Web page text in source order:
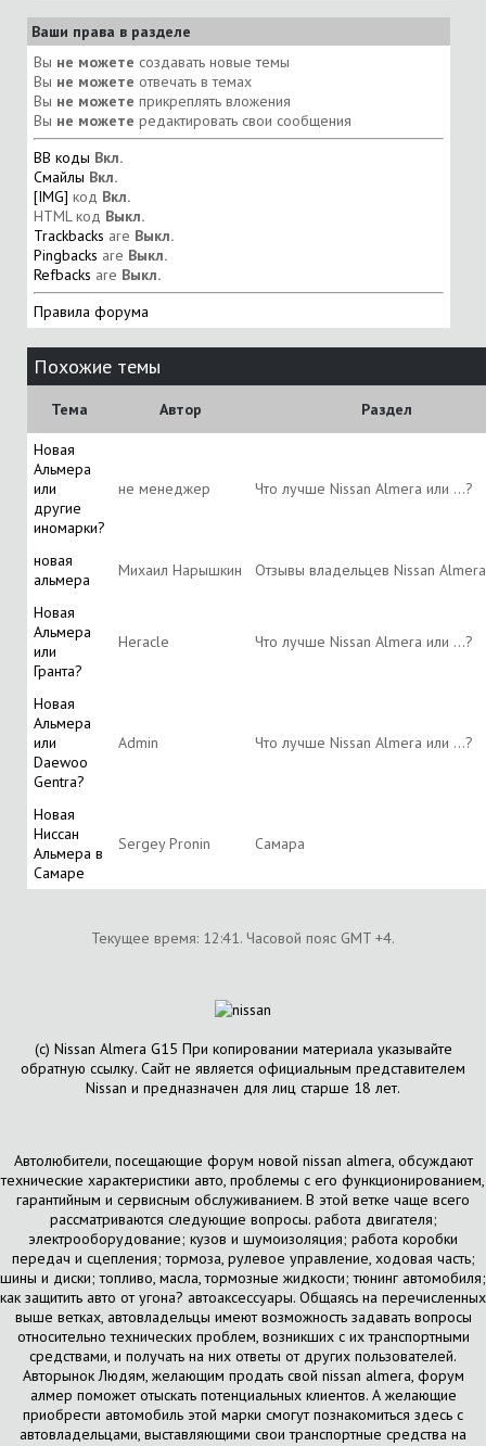
Ваши права в разделе
Вы не можете создавать новые темы
Вы не можете отвечать в темах
Вы не можете прикреплять вложения
Вы не можете редактировать свои сообщения
BB коды Вкл.
Смайлы Вкл.
[IMG] код Вкл.
HTML код Выкл.
Trackbacks are Выкл.
Pingbacks are Выкл.
Refbacks are Выкл.
Правила форума
Похожие темы
Тема Автор Раздел
Новая
Альмера
или
другие
иномарки?
не менеджер Что лучше Nissan Almera или ...?
новая
альмера
Михаил Нарышкин Отзывы владельцев Nissan
Новая
Альмера
или
Гранта?
Heracle Что лучше Nissan Almera или ...?
Новая
Альмера
или
Daewoo
Gentra?
Аdmin Что лучше Nissan Almera или ...?
Новая
Ниссан
Альмера в
Самаре
Sergey Pronin Самара
Текущее время: 12:41. Часовой пояс GMT +4.
(с) Nissan Almera G15 При копировании материала указывайте
обратную ссылку. Сайт не является официальным представителем
Nissan и предназначен для лиц старше 18 лет.
Автолюбители, посещающие форум новой nissan almera, обсуждают
технические характеристики авто, проблемы с его функционированием,
гарантийным и сервисным обслуживанием. В этой ветке чаще всего
рассматриваются следующие вопросы. работа двигателя;
электрооборудование; кузов и шумоизоляция; работа коробки
передач и сцепления; тормоза, рулевое управление, ходовая часть;
шины и диски; топливо, масла, тормозные жидкости; тюнинг автомобиля;
как защитить авто от угона? автоаксессуары. Общаясь на перечисленных
выше ветках, автовладельцы имеют возможность задавать вопросы
относительно технических проблем, возникших с их транспортными
средствами, и получать на них ответы от других пользователей.
Авторынок Людям, желающим продать свой nissan almera, форум
алмер поможет отыскать потенциальных клиентов. А желающие
приобрести автомобиль этой марки смогут познакомиться здесь с
автовладельцами, выставляющими свои транспортные средства на